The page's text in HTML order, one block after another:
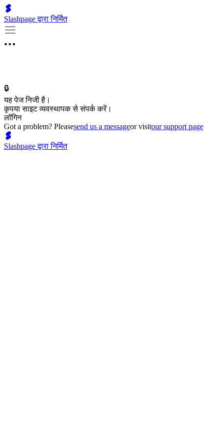
Slashpage द्वारा निर्मित
🔒
यह पेज निजी है।
कृपया साइट व्यवस्थापक से संपर्क करें।
लॉगिन
Got a problem? Pleasesend us a messageor visitour support page
Slashpage द्वारा निर्मित